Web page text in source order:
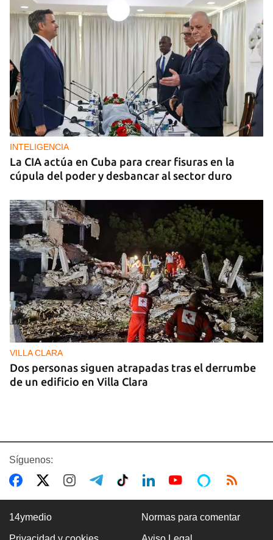
INTELIGENCIA
La CIA actúa en Cuba para crear fisuras en la
cúpula del poder y desbancar al sector duro
VILLA CLARA
Dos personas siguen atrapadas tras el derrumbe
de un edificio en Villa Clara
Síguenos:
14ymedio Normas para comentar